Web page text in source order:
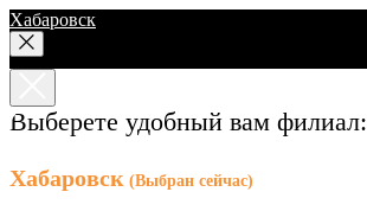
Хабаровск
Выберете удобный вам филиал:
Хабаровск (Выбран сейчас)